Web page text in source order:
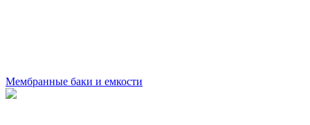
Мембранные баки и емкости